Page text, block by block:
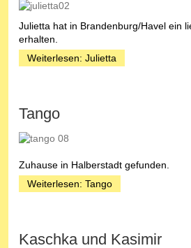
Julietta hat in Brandenburg/Havel ein
erhalten.
Weiterlesen: Julietta
Tango
Zuhause in Halberstadt gefunden.
Weiterlesen: Tango
Kaschka und Kasimir